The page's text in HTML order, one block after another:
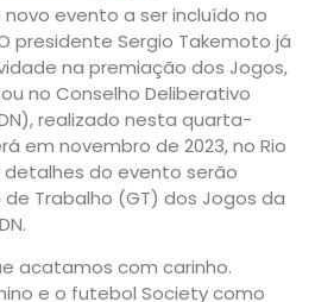
evento a ser incluído no
presidente Sergio Takemoto já
na premiação dos Jogos,
no Conselho Deliberativo
realizado nesta quarta-
em novembro de 2023, no Rio
detalhes do evento serão
Trabalho (GT) dos Jogos da
acatamos com carinho.
e o futebol Society como